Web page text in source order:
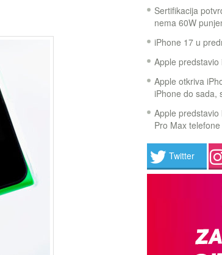
Sertifikacija
nema 60W
iPhone 17 u
Apple predstavio
Apple otkriva
iPhone do sada,
Apple
Pro Max telefone
Twitter